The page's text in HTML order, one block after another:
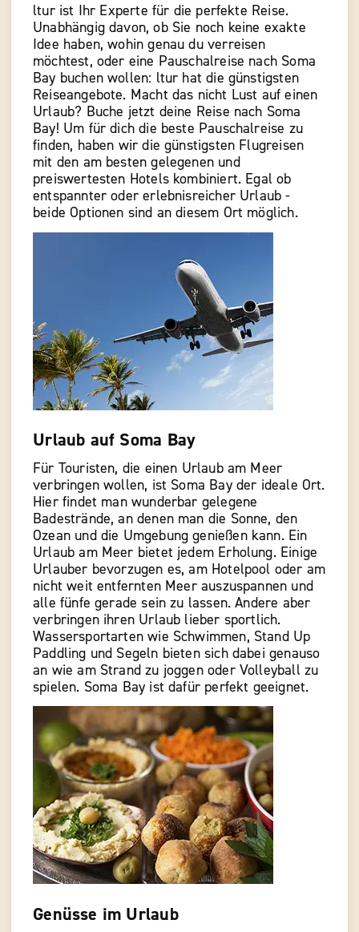
ltur ist Ihr Experte für die perfekte Reise.
Unabhängig davon, ob Sie noch keine exakte
Idee haben, wohin genau du verreisen
möchtest, oder eine Pauschalreise nach Soma
Bay buchen wollen: ltur hat die günstigsten
Reiseangebote. Macht das nicht Lust auf einen
Urlaub? Buche jetzt deine Reise nach Soma
Bay! Um für dich die beste Pauschalreise zu
finden, haben wir die günstigsten Flugreisen
mit den am besten gelegenen und
preiswertesten Hotels kombiniert. Egal ob
entspannter oder erlebnisreicher Urlaub -
beide Optionen sind an diesem Ort möglich.
Urlaub auf Soma Bay
Für Touristen, die einen Urlaub am Meer
verbringen wollen, ist Soma Bay der ideale Ort.
Hier findet man wunderbar gelegene
Badestrände, an denen man die Sonne, den
Ozean und die Umgebung genießen kann. Ein
Urlaub am Meer bietet jedem Erholung. Einige
Urlauber bevorzugen es, am Hotelpool oder am
nicht weit entfernten Meer auszuspannen und
alle fünfe gerade sein zu lassen. Andere aber
verbringen ihren Urlaub lieber sportlich.
Wassersportarten wie Schwimmen, Stand Up
Paddling und Segeln bieten sich dabei genauso
an wie am Strand zu joggen oder Volleyball zu
spielen. Soma Bay ist dafür perfekt geeignet.
Genüsse im Urlaub